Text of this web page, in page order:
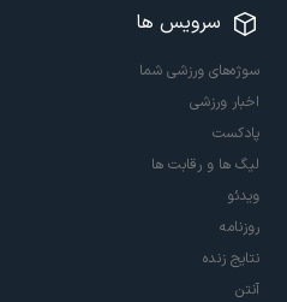
سرویس ها
سوژه‌های ورزشی شما
اخبار ورزشی
پادکست
لیگ ها و رقابت ها
ویدئو
روزنامه
نتایج زنده
آنتن